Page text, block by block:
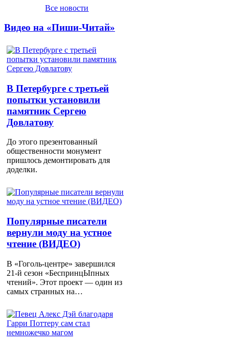
Все новости
Видео на «Пиши-Читай»
В Петербурге с третьей
попытки установили
памятник Сергею
Довлатову
До этого презентованный
общественности монумент
пришлось демонтировать для
доделки.
Популярные писатели
вернули моду на устное
чтение (ВИДЕО)
В «Гоголь-центре» завершился
21-й сезон «БеспринцЫпных
чтений». Этот проект — один из
самых странных на…